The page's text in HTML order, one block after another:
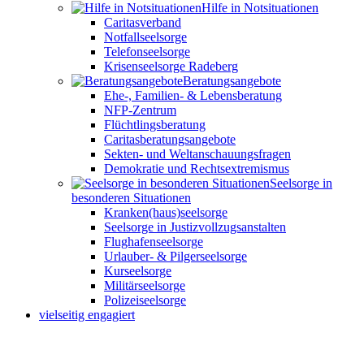
Hilfe in Notsituationen
Caritasverband
Notfallseelsorge
Telefonseelsorge
Krisenseelsorge Radeberg
Beratungsangebote
Ehe-, Familien- & Lebensberatung
NFP-Zentrum
Flüchtlingsberatung
Caritasberatungsangebote
Sekten- und Weltanschauungsfragen
Demokratie und Rechtsextremismus
Seelsorge in
besonderen Situationen
Kranken(haus)seelsorge
Seelsorge in Justizvollzugsanstalten
Flughafenseelsorge
Urlauber- & Pilgerseelsorge
Kurseelsorge
Militärseelsorge
Polizeiseelsorge
vielseitig engagiert